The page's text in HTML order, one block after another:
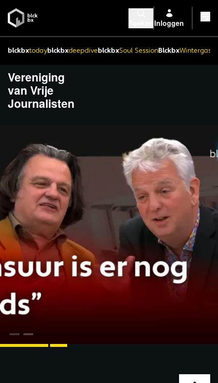
Inloggen
blckbxtodayblckbxdeepdiveblckbxSoul SessionBlckbx
Vereniging
van Vrije
Journalisten
Wordt de corona-enquête een fopspeen? Ab Gietelink